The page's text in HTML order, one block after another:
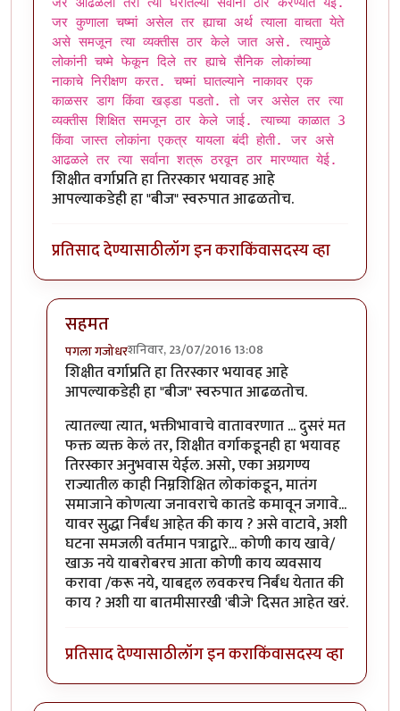
जर कुणाला चष्मां असेल तर ह्याचा अर्थ त्याला वाचता येते
असे समजून त्या व्यक्तीस ठार केले जात असे. त्यामुळे
लोकांनी चष्मे फेकून दिले तर ह्याचे सैनिक लोकांच्या
नाकाचे निरीक्षण करत. चष्मां घातल्याने नाकावर एक
काळसर डाग किंवा खड्डा पडतो. तो जर असेल तर त्या
व्यक्तीस शिक्षित समजून ठार केले जाई. त्याच्या काळात 3
किंवा जास्त लोकांना एकत्र यायला बंदी होती. जर असे
आढळले तर त्या सर्वाना शत्रू ठरवून ठार मारण्यात येई.
शिक्षीत वर्गाप्रति हा तिरस्कार भयावह आहे
आपल्याकडेही हा "बीज" स्वरुपात आढळतोच.
प्रतिसाद देण्यासाठीलॉग इन कराकिंवासदस्य व्हा
सहमत
पगला गजोधरशनिवार, 23/07/2016 13:08
In reply toशिक्षित लोक म्हणजे देशालाby
शिक्षीत वर्गाप्रति हा तिरस्कार भयावह आहे
आपल्याकडेही हा "बीज" स्वरुपात आढळतोच.
त्यातल्या त्यात, भक्तीभावाचे वातावरणात ... दुसरं मत
फक्त व्यक्त केलं तर, शिक्षीत वर्गाकडूनही हा भयावह
तिरस्कार अनुभवास येईल. असो, एका अग्रगण्य
राज्यातील काही निम्नशिक्षित लोकांकडून, मातंग
समाजाने कोणत्या जनावराचे कातडे कमावून जगावे...
यावर सुद्धा निर्बंध आहेत की काय ? असे वाटावे, अशी
घटना समजली वर्तमान पत्राद्वारे... कोणी काय खावे/
खाऊ नये याबरोबरच आता कोणी काय व्यवसाय
करावा /करू नये, याबद्दल लवकरच निर्बंध येतात की
काय ? अशी या बातमीसारखी 'बीजे' दिसत आहेत खरं.
प्रतिसाद देण्यासाठीलॉग इन कराकिंवासदस्य व्हा